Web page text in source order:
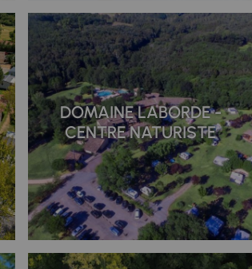
DOMAINE LABORDE -
CENTRE NATURISTE